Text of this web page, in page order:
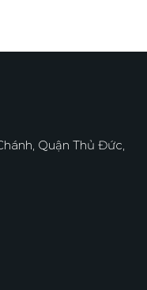
Quận Thủ Đức,